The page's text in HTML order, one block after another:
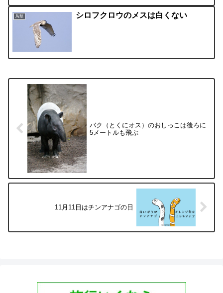
鳥類 シロフクロウのメスは白くない
バク（とくにオス）のおしっこは後ろに
5メートルも飛ぶ
11月11日はチンアナゴの日